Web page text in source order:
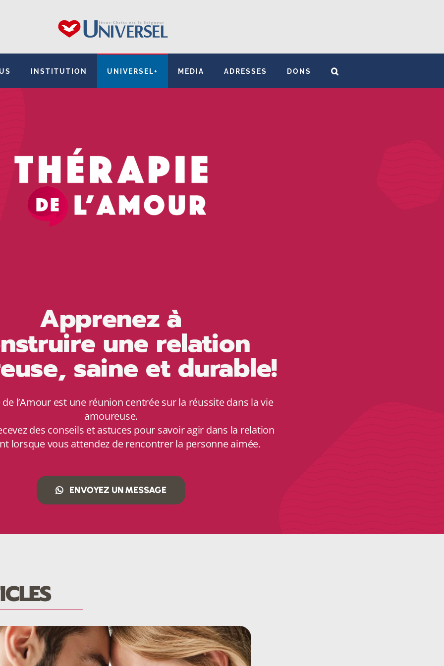
INSTITUTION UNIVERSEL+ MEDIA ADRESSES DONS
Apprenez à
une relation
saine et durable!
de l’Amour est une réunion centrée sur la réussite dans la vie
amoureuse.
des conseils et astuces pour savoir agir dans la relation
lorsque vous attendez de rencontrer la personne aimée.
ENVOYEZ UN MESSAGE